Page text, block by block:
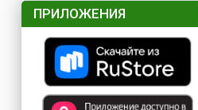
ПРИЛОЖЕНИЯ